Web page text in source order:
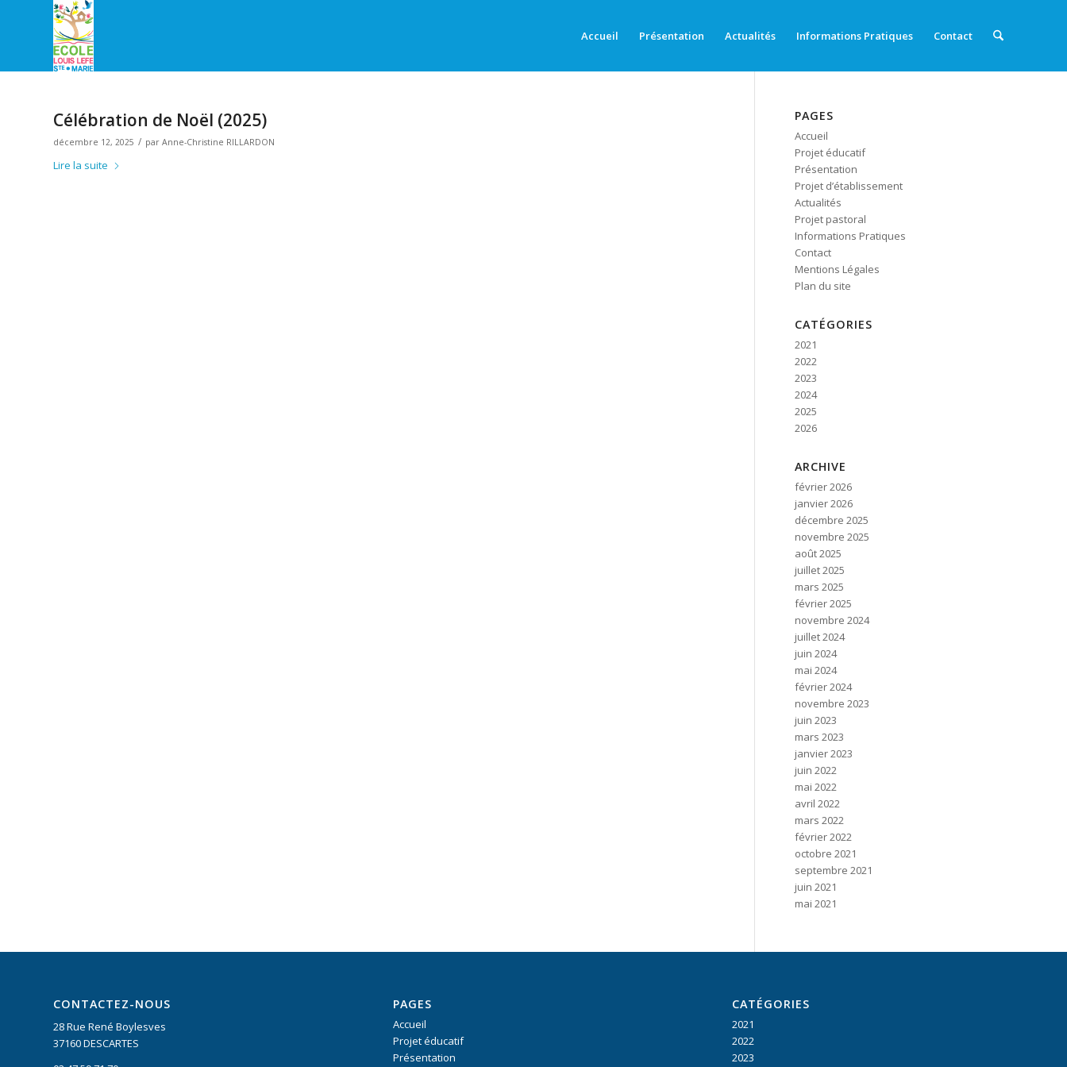
Accueil Présentation Actualités Informations Pratiques Contact
Célébration de Noël (2025)
décembre 12, 2025 / par Anne-Christine RILLARDON
Lire la suite
PAGES
Accueil
Projet éducatif
Présentation
Projet d’établissement
Actualités
Projet pastoral
Informations Pratiques
Contact
Mentions Légales
Plan du site
CATÉGORIES
2021
2022
2023
2024
2025
2026
ARCHIVE
février 2026
janvier 2026
décembre 2025
novembre 2025
août 2025
juillet 2025
mars 2025
février 2025
novembre 2024
juillet 2024
juin 2024
mai 2024
février 2024
novembre 2023
juin 2023
mars 2023
janvier 2023
juin 2022
mai 2022
avril 2022
mars 2022
février 2022
octobre 2021
septembre 2021
juin 2021
mai 2021
CONTACTEZ-NOUS
28 Rue René Boylesves
37160 DESCARTES
PAGES
Accueil
Projet éducatif
Présentation
CATÉGORIES
2021
2022
2023